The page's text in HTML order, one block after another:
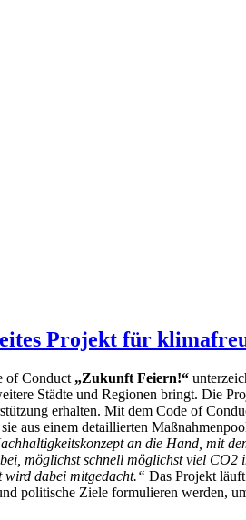
Projekt für
of Conduct „Zukunft Feiern!“
Städte und Regionen bringt. Die
erhalten. Mit dem Code of
einem detaillierten
an die Hand, mit
möglichst schnell möglichst viel
wird dabei mitgedacht.“ Das Projekt
politische Ziele formulieren werden,